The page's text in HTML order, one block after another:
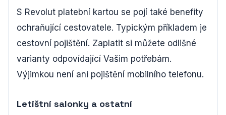
S Revolut platební kartou se pojí také benefity
ochraňující cestovatele. Typickým příkladem je
cestovní pojištění. Zaplatit si můžete odlišné
varianty odpovídající Vašim potřebám.
Výjimkou není ani pojištění mobilního telefonu.
Letištní salonky a ostatní